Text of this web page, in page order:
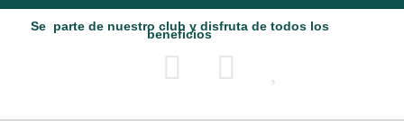
Se parte de nuestro club y disfruta de todos los
beneficios
 